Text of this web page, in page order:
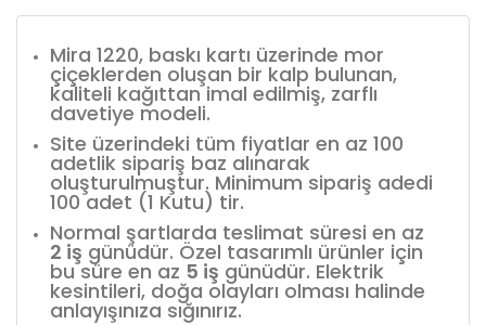
Mira 1220, baskı kartı üzerinde mor
çiçeklerden oluşan bir kalp bulunan,
kaliteli kağıttan imal edilmiş, zarflı
davetiye modeli.
Site üzerindeki tüm fiyatlar en az 100
adetlik sipariş baz alınarak
oluşturulmuştur. Minimum sipariş adedi
100 adet (1 Kutu) tir.
Normal şartlarda teslimat süresi en az
2 iş günüdür. Özel tasarımlı ürünler için
bu süre en az 5 iş günüdür. Elektrik
kesintileri, doğa olayları olması halinde
anlayışınıza sığınırız.